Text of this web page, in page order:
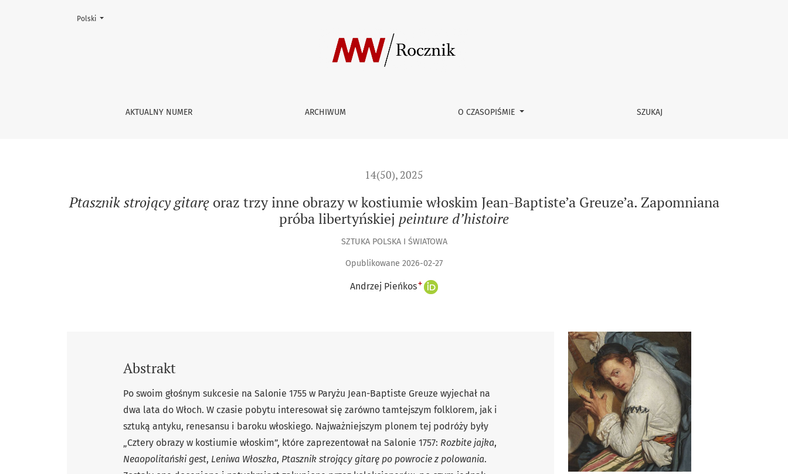
Ptasznik strojący gitarę oraz trzy inne obrazy w kostiumie włoskim Jean-Baptiste’a Greuze’a. Zapomniana próba libertyńskiej peinture d’histoire
AKTUALNY NUMER ARCHIWUM O CZASOPIŚMIE SZUKAJ
Zmień język, obecnie wybrany to:
Polski
14(50), 2025
Ptasznik strojący gitaręoraz trzy inne obrazy w kostiumie włoskim Jean-Baptiste’a Greuze’a. Zapomniana
próba libertyńskiej peinture d’histoire
SZTUKA POLSKA I ŚWIATOWA
Opublikowane 2026-02-27
Andrzej Pieńkos+
Abstrakt
Po swoim głośnym sukcesie na Salonie 1755 w Paryżu Jean-Baptiste Greuze wyjechał na
dwa lata do Włoch. W czasie pobytu interesował się zarówno tamtejszym folklorem, jak i
sztuką antyku, renesansu i baroku włoskiego. Najważniejszym plonem tej podróży były
„Cztery obrazy w kostiumie włoskim”, które zaprezentował na Salonie 1757: Rozbite jajka,
Neaopolitański gest, Leniwa Włoszka, Ptasznik strojący gitarę po powrocie z polowania.